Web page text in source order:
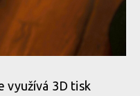
využívá 3D tisk